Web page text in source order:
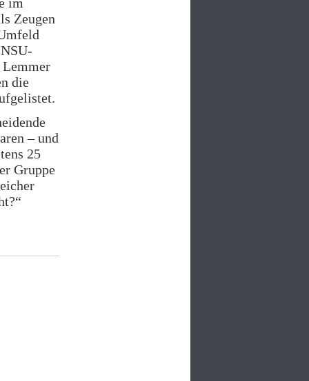
Zeugen
Lemmer
die
– und
25
Gruppe